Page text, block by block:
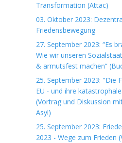
Transformation (Attac)
03. Oktober 2023:
Friedensbewegung
27. September 2023: “Es
Wie wir unseren
& armutsfest machen”
25. September 2023: "Die
EU - und ihre
(Vortrag und Diskussion
Asyl)
25. September 2023:
2023 - Wege zum Frieden